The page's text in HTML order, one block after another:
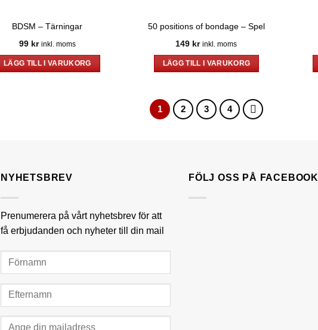
BDSM – Tärningar
99 kr inkl. moms
LÄGG TILL I VARUKORG
50 positions of bondage – Spel
149 kr inkl. moms
LÄGG TILL I VARUKORG
1 2 3 4
NYHETSBREV
Prenumerera på vårt nyhetsbrev för att
få erbjudanden och nyheter till din mail
FÖLJ OSS PÅ FACEBOOK